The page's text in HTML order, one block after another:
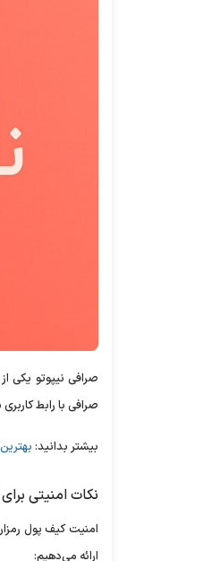
صرافی نیپوتو یکی
صرافی با رابط کاربری ساده و پشتیبانی ۲۴ ساعته، به شما کمک می‌کند تا
بیشتر بدانید:
نکات امنیتی
امنیت کیف پول
ارائه می‌دهیم: